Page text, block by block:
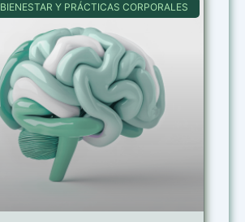
BIENESTAR Y PRÁCTICAS CORPORALES